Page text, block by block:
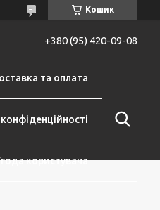
Кошик
+380 (95) 420-09-08
та оплата
користувача